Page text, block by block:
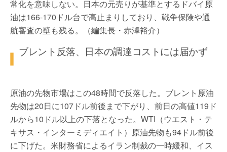
常化を意味しない。日本の元売りが基準とするドバイ原
油は166-170ドル台で高止まりしており、戦争保険や通
航審査の壁も残る。（編集長・赤澤裕介）
ブレント反落、日本の調達コストには届かず
原油の先物市場はこの48時間で反落した。ブレント原油
先物は20日に107ドル前後まで下がり、前日の高値119ド
ルから10ドル以上の下落となった。WTI（ウエスト・テ
キサス・インターミディエイト）原油先物も94ドル前後
に下げた。米財務省によるイラン制裁の一時緩和、イス